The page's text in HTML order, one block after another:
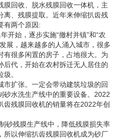
膜回收、脱水残膜回收一体机，主
离、残膜提取。近年来伸缩扒齿残
有两个原因:
开始，逐步实施“撤村并镇”和“农
展，越来越多的人涌入城市，很多
有很多闲置的房子，占地很大。为
后代，开始在农村拆迁无人居住的
。
市扩张。一定会带动建筑垃圾的回
砂水洗生产线中的重要设备。2022
残膜回收机的销量将在2022年创
砂残膜生产线中，降低残膜损失率
所以伸缩扒齿残膜回收机成为砂厂